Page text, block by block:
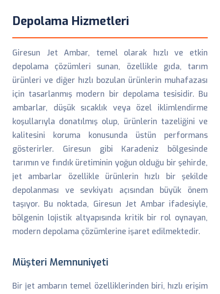
Depolama Hizmetleri
Giresun Jet Ambar, temel olarak hızlı ve etkin
depolama çözümleri sunan, özellikle gıda, tarım
ürünleri ve diğer hızlı bozulan ürünlerin muhafazası
için tasarlanmış modern bir depolama tesisidir. Bu
ambarlar, düşük sıcaklık veya özel iklimlendirme
koşullarıyla donatılmış olup, ürünlerin tazeliğini ve
kalitesini koruma konusunda üstün performans
gösterirler. Giresun gibi Karadeniz bölgesinde
tarımın ve fındık üretiminin yoğun olduğu bir şehirde,
jet ambarlar özellikle ürünlerin hızlı bir şekilde
depolanması ve sevkiyatı açısından büyük önem
taşıyor. Bu noktada, Giresun Jet Ambar ifadesiyle,
bölgenin lojistik altyapısında kritik bir rol oynayan,
modern depolama çözümlerine işaret edilmektedir.
Müşteri Memnuniyeti
Bir jet ambarın temel özelliklerinden biri, hızlı erişim